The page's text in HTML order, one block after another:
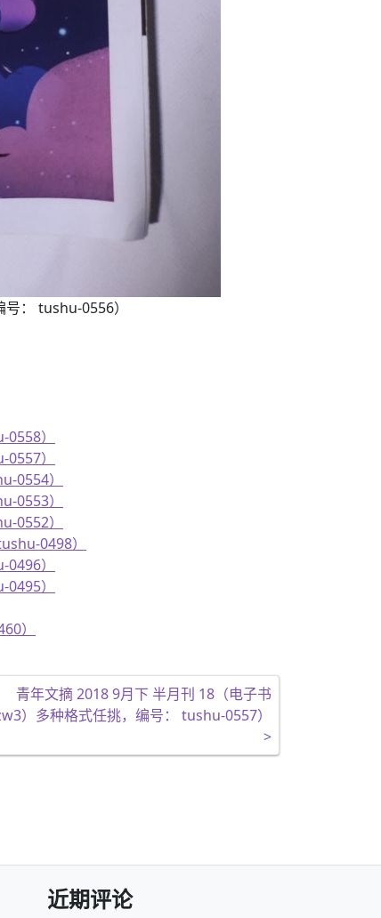
： tushu-0556）
）
）
0554）
0553）
0552）
0498）
）
）
）
青年文摘 2018 9月下 半月刊 18（电子书
）多种格式任挑，编号： tushu-0557）
>
近期评论